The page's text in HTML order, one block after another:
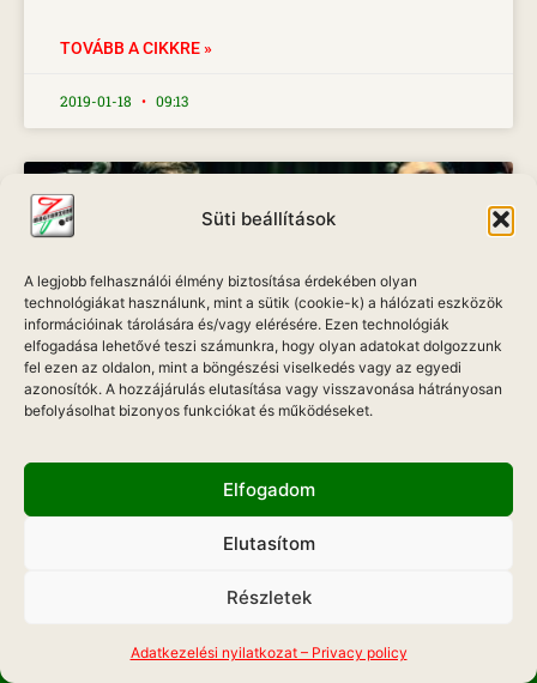
Süti beállítások
A legjobb felhasználói élmény biztosítása érdekében olyan
technológiákat használunk, mint a sütik (cookie-k) a hálózati eszközök
információinak tárolására és/vagy elérésére. Ezen technológiák
elfogadása lehetővé teszi számunkra, hogy olyan adatokat dolgozzunk
fel ezen az oldalon, mint a böngészési viselkedés vagy az egyedi
azonosítók. A hozzájárulás elutasítása vagy visszavonása hátrányosan
befolyásolhat bizonyos funkciókat és működéseket.
Elfogadom
Elutasítom
Részletek
Adatkezelési nyilatkozat – Privacy policy
TOVÁBB A CIKKRE »
2019-01-18 09:13
Grunting Pigs és Zsoldos „Báró” Zoltán
Egy igazán különleges zenei csemege, a hazai